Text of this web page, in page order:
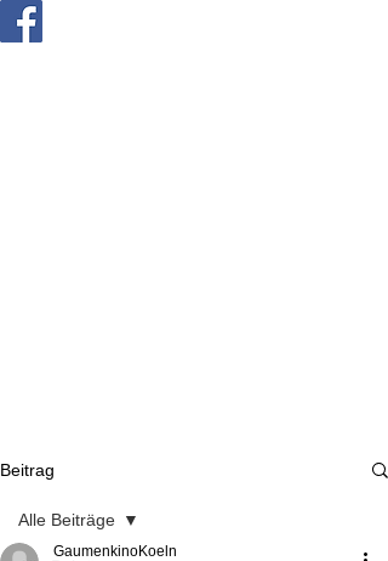
Beitrag
Alle Beiträge
GaumenkinoKoeln